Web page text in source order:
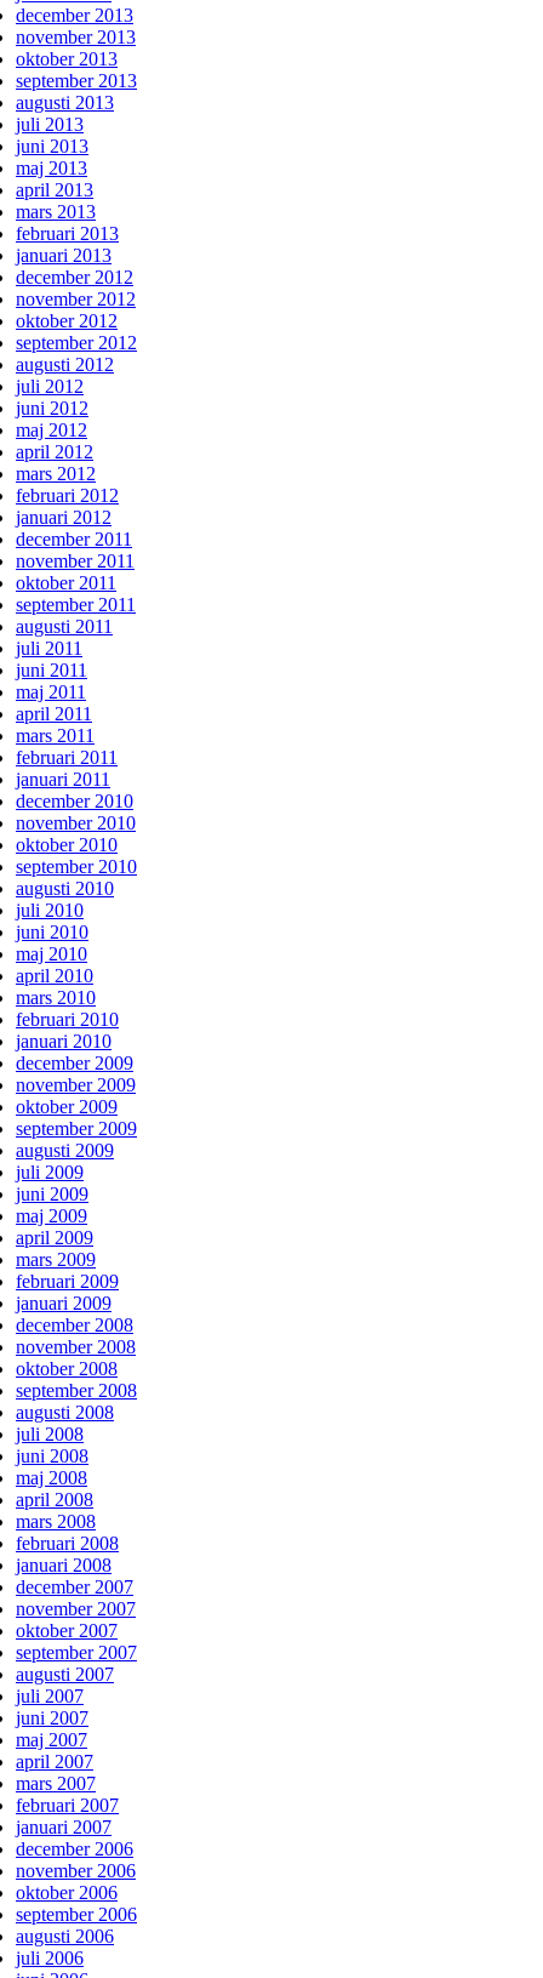
december 2013
november 2013
oktober 2013
september 2013
augusti 2013
juli 2013
juni 2013
maj 2013
april 2013
mars 2013
februari 2013
januari 2013
december 2012
november 2012
oktober 2012
september 2012
augusti 2012
juli 2012
juni 2012
maj 2012
april 2012
mars 2012
februari 2012
januari 2012
december 2011
november 2011
oktober 2011
september 2011
augusti 2011
juli 2011
juni 2011
maj 2011
april 2011
mars 2011
februari 2011
januari 2011
december 2010
november 2010
oktober 2010
september 2010
augusti 2010
juli 2010
juni 2010
maj 2010
april 2010
mars 2010
februari 2010
januari 2010
december 2009
november 2009
oktober 2009
september 2009
augusti 2009
juli 2009
juni 2009
maj 2009
april 2009
mars 2009
februari 2009
januari 2009
december 2008
november 2008
oktober 2008
september 2008
augusti 2008
juli 2008
juni 2008
maj 2008
april 2008
mars 2008
februari 2008
januari 2008
december 2007
november 2007
oktober 2007
september 2007
augusti 2007
juli 2007
juni 2007
maj 2007
april 2007
mars 2007
februari 2007
januari 2007
december 2006
november 2006
oktober 2006
september 2006
augusti 2006
juli 2006